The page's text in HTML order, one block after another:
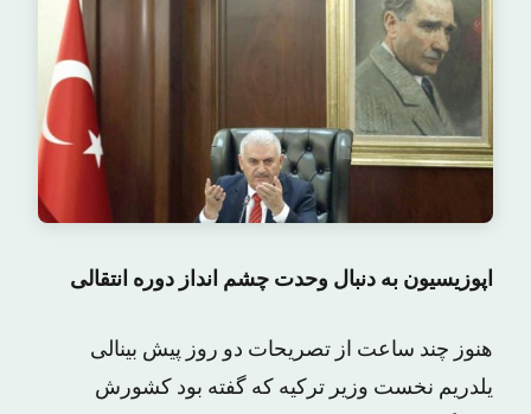
اپوزیسیون به دنبال وحدت چشم انداز دوره انتقالی
هنوز چند ساعت از تصریحات دو روز پیش بینالی
یلدریم نخست وزیر ترکیه که گفته بود کشورش